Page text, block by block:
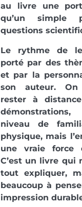
au livre une
qu’un simple
questions
Le rythme de
porté par des
et par la
son auteur.
rester à
niveau de
physique, mais
une vraie force
C’est un livre qui
tout expliquer,
beaucoup à
impression